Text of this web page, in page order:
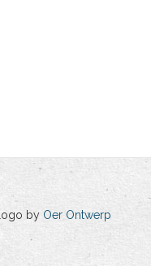
Logo by Oer Ontwerp